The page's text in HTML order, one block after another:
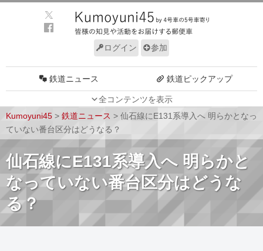
ログイン 参加
全コンテンツを表示
鉄道ニュース 鉄道ピックアップ
車両技術
ルール サイトについて
Kumoyuni45 > 鉄道ニュース > 仙石線にE131系導入へ 明らかとなっ
ていない番台区分はどうなる？
仙石線にE131系導入へ 明らかと
なっていない番台区分はどうな
る？